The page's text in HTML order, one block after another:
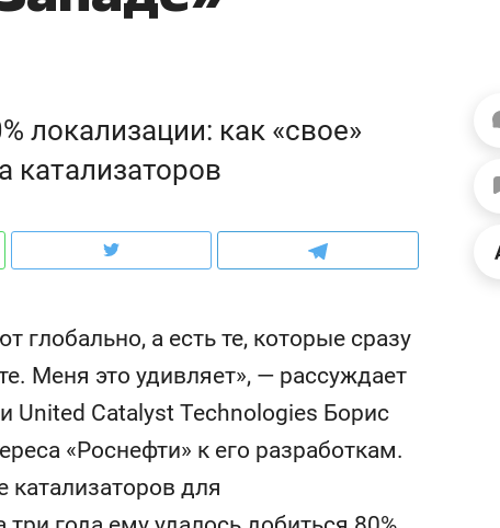
локализации: как «свое»
катализаторов
а есть те, которые сразу
Меня это удивляет», — рассуждает
United Catalyst Technologies Борис
«Роснефти» к его разработкам.
катализаторов для
школьной формы о контрафакте,
«Фороса»:
невроз» –
человек не считает
Дизайнер-прораб
Наседкина: «Ремонт